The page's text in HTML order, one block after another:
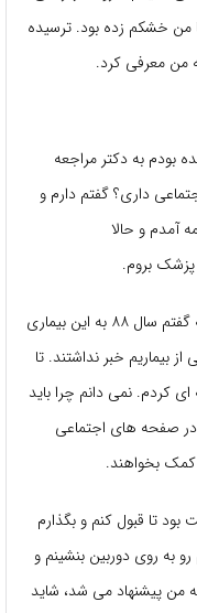
من خشکم زده بود. ترسیده
من معرفی کرد.
بودم به دکتر مراجعه
داری؟ گفتم دارم و
آمدم و حالا
پزشک بروم.
همانطور که گفتم سال ۸۸ به این بیماری
بیماریم خبر نداشتند. تا
ای کردم. نمی دانم چرا باید
در صفحه های اجتماعی
کمک بخواهند.
تا قبول کنم و بگذارم
به روی دوربین بنشینم و
من پیشنهاد می شد، شاید